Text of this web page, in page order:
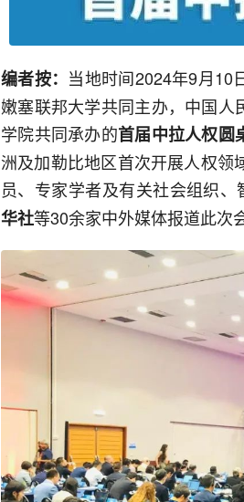
编者按： 当地时间2024年9月10
嫩塞联邦大学共同主办，中国
学院共同承办的首届中拉人权圆
洲及加勒比地区首次开展人权领
员、专家学者及有关社会组织、
华社等30余家中外媒体报道此次